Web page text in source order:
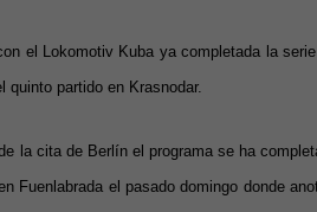
el Lokomotiv Kuba ya completada la
quinto partido en Krasnodar.
la cita de Berlín el programa se ha
Fuenlabrada el pasado domingo donde